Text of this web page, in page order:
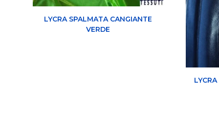
LYCRA SPALMATA CANGIANTE
VERDE